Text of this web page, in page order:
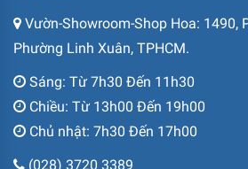
Vườn-Showroom-Shop Hoa: 1490,
Phường Linh Xuân, TPHCM.
Sáng: Từ 7h30 Đến 11h30
Chiều: Từ 13h00 Đến 19h00
Chủ nhật: 7h30 Đến 17h00
(028) 3720 3389